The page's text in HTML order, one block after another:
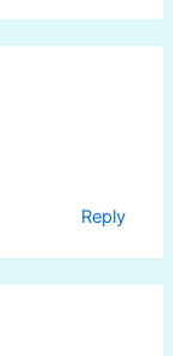
Reply